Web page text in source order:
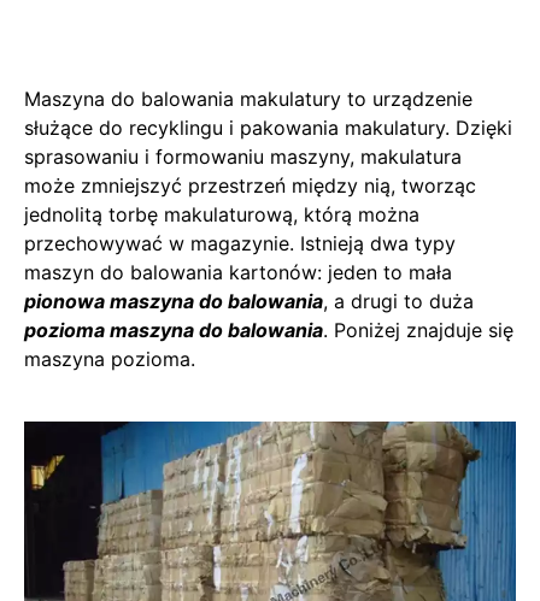
Maszyna do balowania makulatury to urządzenie
służące do recyklingu i pakowania makulatury. Dzięki
sprasowaniu i formowaniu maszyny, makulatura
może zmniejszyć przestrzeń między nią, tworząc
jednolitą torbę makulaturową, którą można
przechowywać w magazynie. Istnieją dwa typy
maszyn do balowania kartonów: jeden to mała
pionowa maszyna do balowania, a drugi to duża
pozioma maszyna do balowania. Poniżej znajduje się
maszyna pozioma.